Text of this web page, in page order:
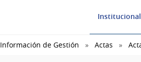
Institucional
Información de Gestión Actas